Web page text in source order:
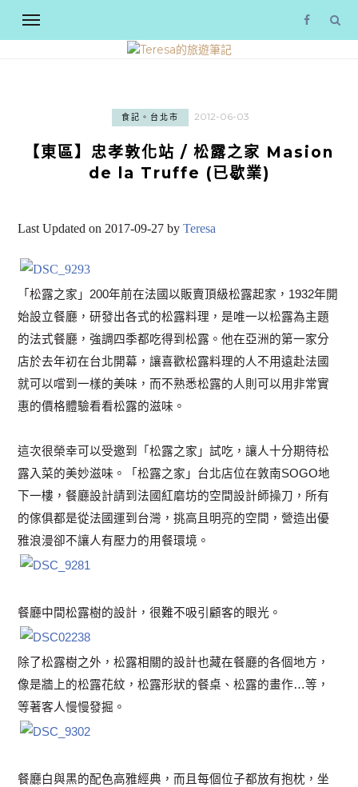
食記。台北市 2012-06-03
【東區】忠孝敦化站 / 松露之家 Masion
de la Truffe (已歇業)
Last Updated on 2017-09-27 byTeresa
「松露之家」200年前在法國以販賣頂級松露起家，1932年開
始設立餐廳，研發出各式的松露料理，是唯一以松露為主題
的法式餐廳，強調四季都吃得到松露。他在亞洲的第一家分
店於去年初在台北開幕，讓喜歡松露料理的人不用遠赴法國
就可以嚐到一樣的美味，而不熟悉松露的人則可以用非常實
惠的價格體驗看看松露的滋味。
這次很榮幸可以受邀到「松露之家」試吃，讓人十分期待松
露入菜的美妙滋味。「松露之家」台北店位在敦南SOGO地
下一樓，餐廳設計請到法國紅磨坊的空間設計師操刀，所有
的傢俱都是從法國運到台灣，挑高且明亮的空間，營造出優
雅浪漫卻不讓人有壓力的用餐環境。
餐廳中間松露樹的設計，很難不吸引顧客的眼光。
除了松露樹之外，松露相關的設計也藏在餐廳的各個地方，
像是牆上的松露花紋，松露形狀的餐桌、松露的畫作…等，
等著客人慢慢發掘。
餐廳白與黑的配色高雅經典，而且每個位子都放有抱枕，坐